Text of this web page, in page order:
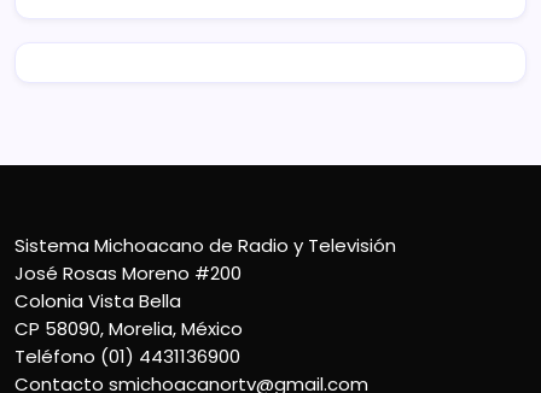
Sistema Michoacano de Radio y Televisión
José Rosas Moreno #200
Colonia Vista Bella
CP 58090, Morelia, México
Teléfono (01) 4431136900
Contacto smichoacanortv@gmail.com